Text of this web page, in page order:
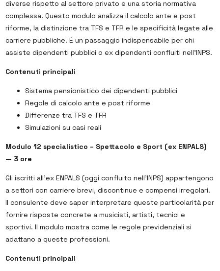
diverse rispetto al settore privato e una storia normativa
complessa. Questo modulo analizza il calcolo ante e post
riforme, la distinzione tra TFS e TFR e le specificità legate alle
carriere pubbliche. È un passaggio indispensabile per chi
assiste dipendenti pubblici o ex dipendenti confluiti nell’INPS.
Contenuti principali
Sistema pensionistico dei dipendenti pubblici
Regole di calcolo ante e post riforme
Differenze tra TFS e TFR
Simulazioni su casi reali
Modulo 12 specialistico – Spettacolo e Sport (ex ENPALS)
— 3 ore
Gli iscritti all’ex ENPALS (oggi confluito nell’INPS) appartengono
a settori con carriere brevi, discontinue e compensi irregolari.
Il consulente deve saper interpretare queste particolarità per
fornire risposte concrete a musicisti, artisti, tecnici e
sportivi. Il modulo mostra come le regole previdenziali si
adattano a queste professioni.
Contenuti principali